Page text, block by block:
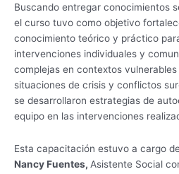
Buscando entregar conocimientos
el curso tuvo como objetivo
conocimiento teórico y práctico
intervenciones individuales y
complejas en contextos
situaciones de crisis y conflictos
se desarrollaron estrategias de
equipo en las intervenciones
Esta capacitación estuvo a cargo
Nancy Fuentes, Asistente Social